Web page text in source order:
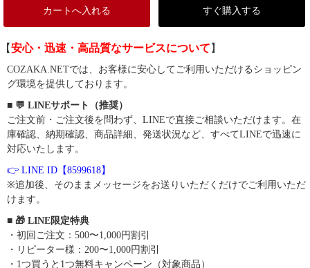
カートへ入れる すぐ購入する
【安心・迅速・高品質なサービスについて 】
COZAKA.NETでは、お客様に安心してご利用いただけるショッピン
グ環境を提供しております。
■ 💬 LINEサポート（推奨）
ご注文前・ご注文後を問わず、LINEで直接ご相談いただけます。在
庫確認、納期確認、商品詳細、発送状況など、すべてLINEで迅速に
対応いたします。
👉 LINE ID【8599618】
※追加後、そのままメッセージをお送りいただくだけでご利用いただ
けます。
■ 🎁 LINE限定特典
・初回ご注文：500〜1,000円割引
・リピーター様：200〜1,000円割引
・1つ買うと1つ無料キャンペーン（対象商品）